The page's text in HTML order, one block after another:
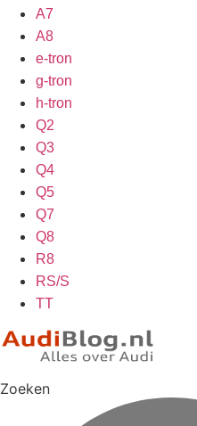
A7
A8
e-tron
g-tron
h-tron
Q2
Q3
Q4
Q5
Q7
Q8
R8
RS/S
TT
Zoeken